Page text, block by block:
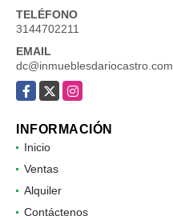
TELÉFONO
3144702211
EMAIL
dc@inmueblesdariocastro.com
Facebook
X Instagram
INFORMACIÓN
Inicio
Ventas
Alquiler
Contáctenos